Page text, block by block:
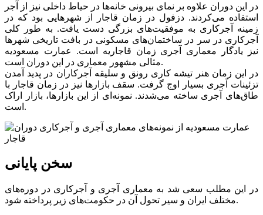
در این دوران علاوه بر نمای بیرونی خانه‌ها در حیاط داخلی نیز از آجر
استفاده می‌کردند. دزفول در زمان قاجار از شهرهایی بود که در
زمینه آجرکاری به موفقیت‌های بزرگی دست یافت. به طور کلی
آجرکاری در سر در ساختمان‌های مسکونی در بافت تاریخی شهرها
نیز یادگار معماری آجری زمان قاجاریه است. عمارت مسعودیه
مثالی مشهور معماری در این دوران است.
در این زمان هنر تیشه کاری رونق و سلیقه آجرکاران در پدید آمدن
تزئینات آجری بسیار اوج گرفت. سقف بازارها نیز در زمان قاجار با
طاق‌های آجری ساخته می‌شدند. نمونه‌ای از این بازارها، بازار اراک
است.
سخن پایانی
در این مطلب سعی شد به معماری آجری و آجرکاری در دوره‌های
مختلف ایران و سیر تحول آن در حکومت‌های زیر پرداخته شود.